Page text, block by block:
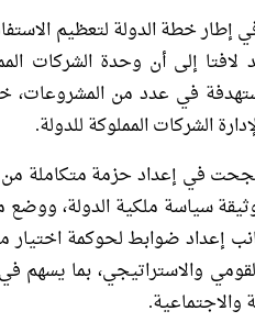
خطة الدولة لتعظيم
إلى أن وحدة الشركات
في عدد من المشروعات،
الشركات المملوكة للدولة.
في إعداد حزمة متكاملة من
سياسة ملكية الدولة،
إعداد ضوابط لحوكمة
والاستراتيجي، بما يسهم
والاجتماعية.